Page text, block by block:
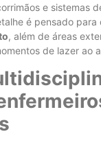
e sistemas
é pensado para
, além de áreas
de lazer ao